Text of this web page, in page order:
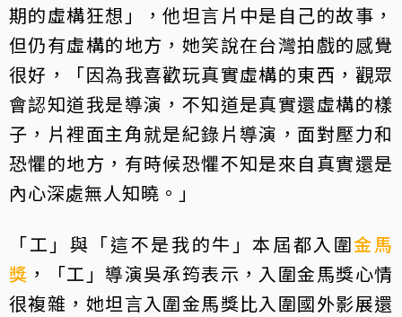
期的虛構狂想」，他坦言片中是自己的故事，
但仍有虛構的地方，她笑說在台灣拍戲的感覺
很好，「因為我喜歡玩真實虛構的東西，觀眾
會認知道我是導演，不知道是真實還虛構的樣
子，片裡面主角就是紀錄片導演，面對壓力和
恐懼的地方，有時候恐懼不知是來自真實還是
內心深處無人知曉。」
「工」與「這不是我的牛」本屆都入圍金馬
獎 ，「工」導演吳承筠表示，入圍金馬獎心情
很複雜，她坦言入圍金馬獎比入圍國外影展還